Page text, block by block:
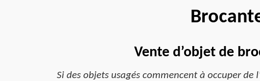
Vente d’objet de
Si des objets usagés commencent à occuper de